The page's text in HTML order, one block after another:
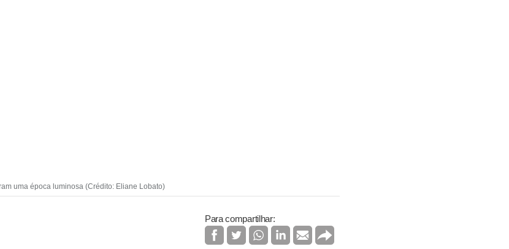
uma época luminosa (Crédito: Eliane Lobato)
Para compartilhar: